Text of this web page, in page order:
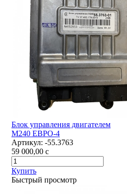
Блок управления двигателем
М240 ЕВРО-4
Артикул: -55.3763
59 000,00 c
Купить
Быстрый просмотр